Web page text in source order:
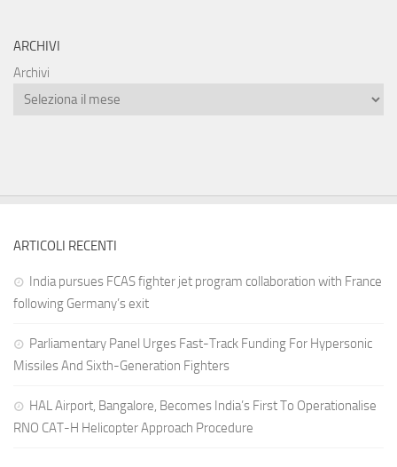
ARCHIVI
Archivi
ARTICOLI RECENTI
India pursues FCAS fighter jet program collaboration with France
following Germany’s exit
Parliamentary Panel Urges Fast-Track Funding For Hypersonic
Missiles And Sixth-Generation Fighters
HAL Airport, Bangalore, Becomes India’s First To Operationalise
RNO CAT-H Helicopter Approach Procedure